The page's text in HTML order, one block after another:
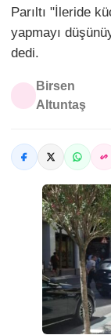
Parıltı "İleride
yapmayı
dedi.
Birsen
Altuntaş